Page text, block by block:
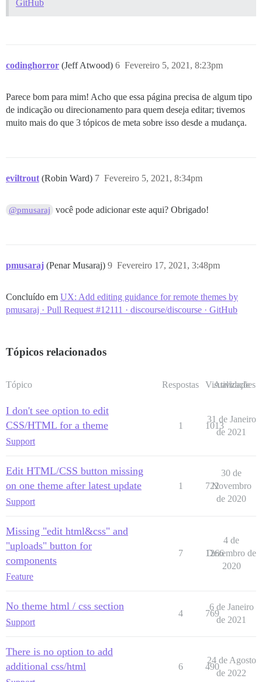
GitHub
codinghorror (Jeff Atwood) Fevereiro 5, 2021, 8:23pm
6
Parece bom para mim! Acho que essa página precisa de algum tipo
de indicação ou direcionamento para quem deseja editar; tivemos
muito mais do que 3 tópicos de meta sobre isso desde a mudança.
eviltrout (Robin Ward) Fevereiro 5, 2021, 8:34pm
7
@pmusaraj você pode adicionar este aqui? Obrigado!
pmusaraj (Penar Musaraj) Fevereiro 17, 2021, 3:48pm
9
Concluído em UX: Add editing guidance for remote themes by
pmusaraj · Pull Request #12111 · discourse/discourse · GitHub
Tópicos relacionados
Tópico Respostas Visualizações
Atividade
I don't see option to edit
CSS/HTML for a theme
Support
1 1013
31 de Janeiro
de 2021
Edit HTML/CSS button missing
on one theme after latest update
Support
1 722
30 de
Novembro
de 2020
Missing "edit html&css" and
"uploads" button for
components
Feature
7 1266
4 de
Dezembro de
2020
No theme html / css section
Support
4 769
6 de Janeiro
de 2021
There is no option to add
additional css/html
6 490
24 de Agosto
de 2022